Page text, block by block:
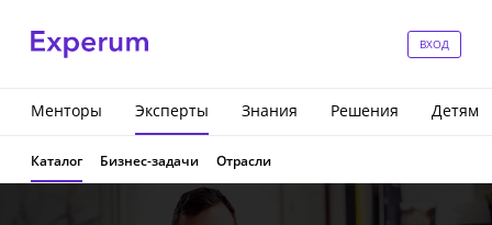
ВХОД
Менторы Эксперты Знания Решения Детям
Каталог Бизнес-задачи Отрасли